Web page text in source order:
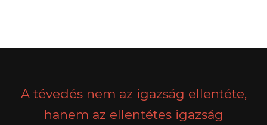
A tévedés nem az igazság ellentéte,
hanem az ellentétes igazság